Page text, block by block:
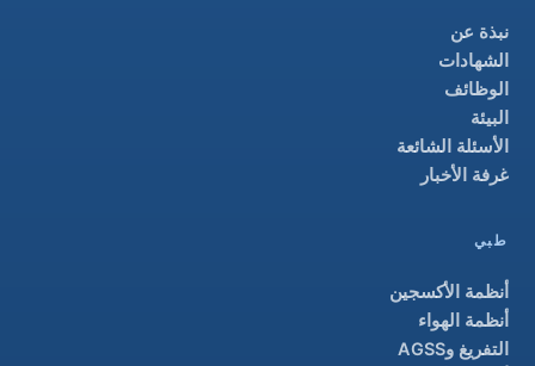
نبذة عن
الشهادات
الوظائف
البيئة
الأسئلة الشائعة
غرفة الأخبار
طبي
أنظمة الأكسجين
أنظمة الهواء
التفريغ وAGSS